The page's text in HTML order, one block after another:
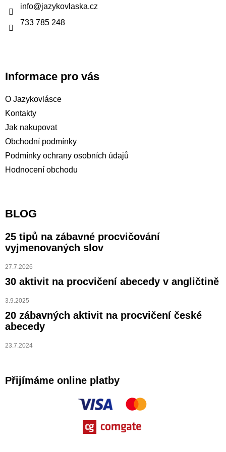
info@jazykovlaska.cz
733 785 248
Informace pro vás
O Jazykovlásce
Kontakty
Jak nakupovat
Obchodní podmínky
Podmínky ochrany osobních údajů
Hodnocení obchodu
BLOG
25 tipů na zábavné procvičování
vyjmenovaných slov
27.7.2026
30 aktivit na procvičení abecedy v angličtině
3.9.2025
20 zábavných aktivit na procvičení české
abecedy
23.7.2024
Přijímáme online platby